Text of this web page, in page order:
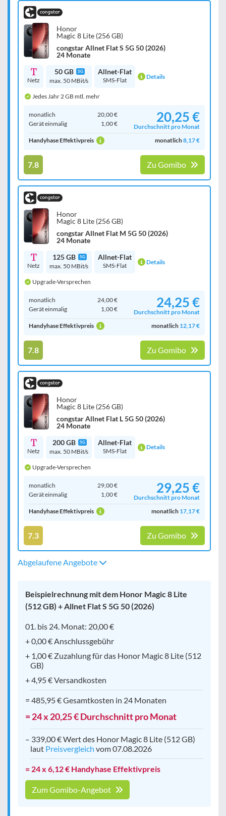
Honor
Magic 8 Lite (256 GB)
congstar Allnet Flat S 5G 50 (2026)
24 Monate
Netz
50 GB 5G
max. 50 MBit/s
Allnet-Flat
SMS-Flat Details
Jedes Jahr 2 GB mtl. mehr
monatlich
20,00 €
Gerät einmalig
1,00 € 20,25 €
Durchschnitt pro Monat
Handyhase Effektivpreis
monatlich8,17 €
7.8 Zu Gomibo
Honor
Magic 8 Lite (256 GB)
congstar Allnet Flat M 5G 50 (2026)
24 Monate
Netz
125 GB 5G
max. 50 MBit/s
Allnet-Flat
SMS-Flat Details
Upgrade-Versprechen
monatlich
24,00 €
Gerät einmalig
1,00 € 24,25 €
Durchschnitt pro Monat
Handyhase Effektivpreis
monatlich 12,17 €
7.8 Zu Gomibo
Honor
Magic 8 Lite (256 GB)
congstar Allnet Flat L 5G 50 (2026)
24 Monate
Netz
200 GB 5G
max. 50 MBit/s
Allnet-Flat
SMS-Flat Details
Upgrade-Versprechen
monatlich
29,00 €
Gerät einmalig
1,00 € 29,25 €
Durchschnitt pro Monat
Handyhase Effektivpreis
monatlich 17,17 €
7.3 Zu Gomibo
Abgelaufene Angebote
Beispielrechnung mit dem Honor Magic 8 Lite
(512 GB) + Allnet Flat S 5G 50 (2026)
01. bis 24. Monat: 20,00 €
+ 0,00 € Anschlussgebühr
+ 1,00 € Zuzahlung für das Honor Magic 8 Lite (512
GB)
+ 4,95 € Versandkosten
= 485,95 € Gesamtkosten in 24 Monaten
= 24 x 20,25 € Durchschnitt pro Monat
– 339,00 € Wert des Honor Magic 8 Lite (512 GB)
laut Preisvergleich vom 07.08.2026
= 24 x 6,12 € Handyhase Effektivpreis
Zum Gomibo-Angebot